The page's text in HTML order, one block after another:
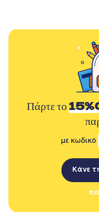
Πάρτε το
με κωδικό
Κάνε